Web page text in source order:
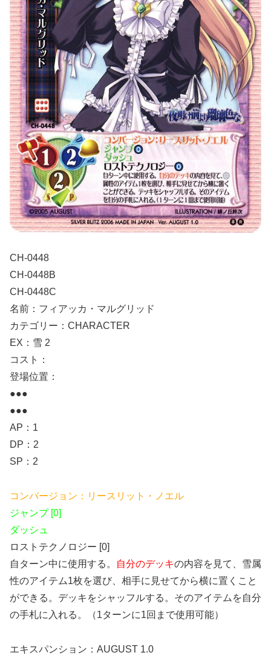
CH-0448
CH-0448B
CH-0448C
名前：フィアッカ・マルグリッド
カテゴリー：CHARACTER
EX：雪 2
コスト：
登場位置：
●●●
●●●
AP：1
DP：2
SP：2
コンバージョン：リースリット・ノエル
ジャンプ [0]
ダッシュ
ロストテクノロジー [0]
自ターン中に使用する。
自分のデッキの内容を見て、雪属
性のアイテム1枚を選び、相手に見せてから横に置くこと
ができる。デッキをシャッフルする。そのアイテムを自分
の手札に入れる。（1ターンに1回まで使用可能）
エキスパンション：AUGUST 1.0